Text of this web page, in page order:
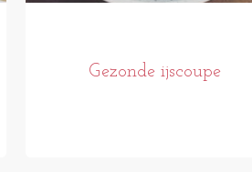
Gezonde ijscoupe